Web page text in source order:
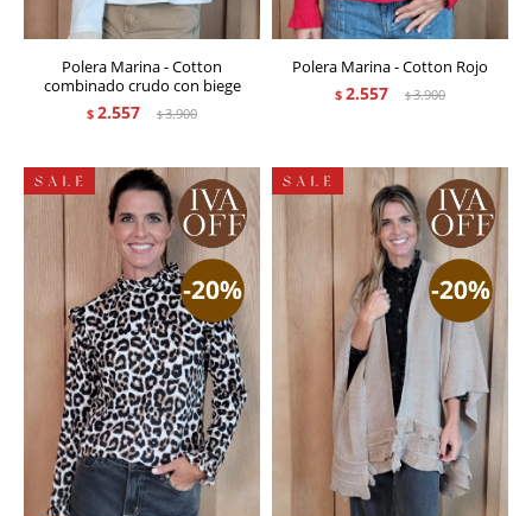
Polera Marina - Cotton
combinado crudo con biege
$ 2.557 $3.900
Polera Marina - Cotton Rojo
$ 2.557 $3.900